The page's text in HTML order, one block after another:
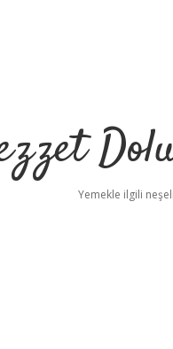
Yemekle ilgili